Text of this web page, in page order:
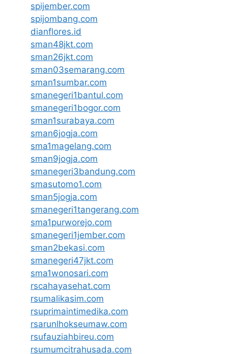
spijember.com
spijombang.com
dianflores.id
sman48jkt.com
sman26jkt.com
sman03semarang.com
sman1sumbar.com
smanegeri1bantul.com
smanegeri1bogor.com
sman1surabaya.com
sman6jogja.com
sma1magelang.com
sman9jogja.com
smanegeri3bandung.com
smasutomo1.com
sman5jogja.com
smanegeri1tangerang.com
sma1purworejo.com
smanegeri1jember.com
sman2bekasi.com
smanegeri47jkt.com
sma1wonosari.com
rscahayasehat.com
rsumalikasim.com
rsuprimaintimedika.com
rsarunlhokseumaw.com
rsufauziahbireu.com
rsumumcitrahusada.com